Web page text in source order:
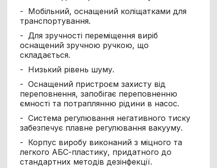
- Мобільний, оснащений коліщатками для
транспортування.
- Для зручності переміщення виріб
оснащений зручною ручкою, що
складається.
- Низький рівень шуму.
- Оснащений пристроєм захисту від
переповнення, запобігає переповненню
ємності та потраплянню рідини в насос.
- Система регулювання негативного тиску
забезпечує плавне регулювання вакууму.
- Корпус виробу виконаний з міцного та
легкого АБС-пластику, придатного до
стандартних методів дезінфекції.